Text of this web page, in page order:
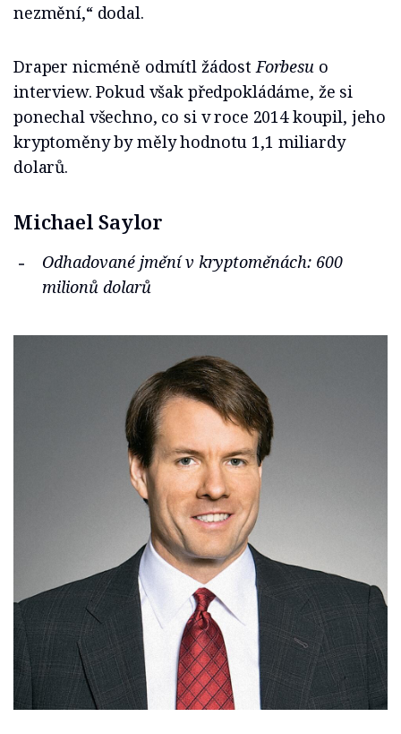
nezmění,“ dodal.
Draper nicméně odmítl žádostForbesu o
interview. Pokud však předpokládáme, že si
ponechal všechno, co si v roce 2014 koupil, jeho
kryptoměny by měly hodnotu 1,1 miliardy
dolarů.
Michael Saylor
Odhadované jmění v kryptoměnách: 600
milionů dolarů